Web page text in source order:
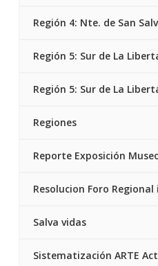
Región 4: Nte. de San
Región 5: Sur de La
Región 5: Sur de La
Regiones
Reporte Exposición
Resolucion Foro Regional
Salva vidas
Sistematización ARTE